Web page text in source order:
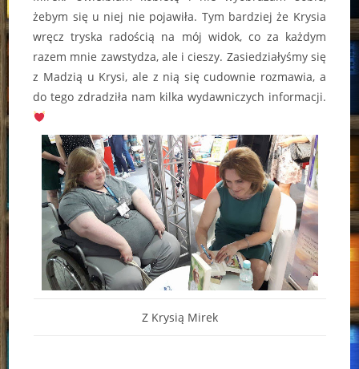
żebym się u niej nie pojawiła. Tym bardziej że Krysia
wręcz tryska radością na mój widok, co za każdym
razem mnie zawstydza, ale i cieszy. Zasiedziałyśmy się
z Madzią u Krysi, ale z nią się cudownie rozmawia, a
do tego zdradziła nam kilka wydawniczych informacji.
Z Krysią Mirek